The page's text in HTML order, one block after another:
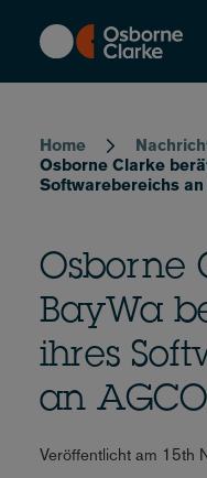
content
Home
Osborne Clarke
Softwarebereichs an
Osborne
BayWa
ihres
an AGCO
Veröffentlicht am 15th